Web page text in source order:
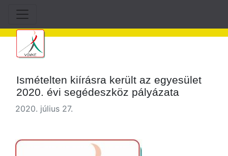
Ismételten kiírásra került az egyesület
2020. évi segédeszköz pályázata
2020. július 27.